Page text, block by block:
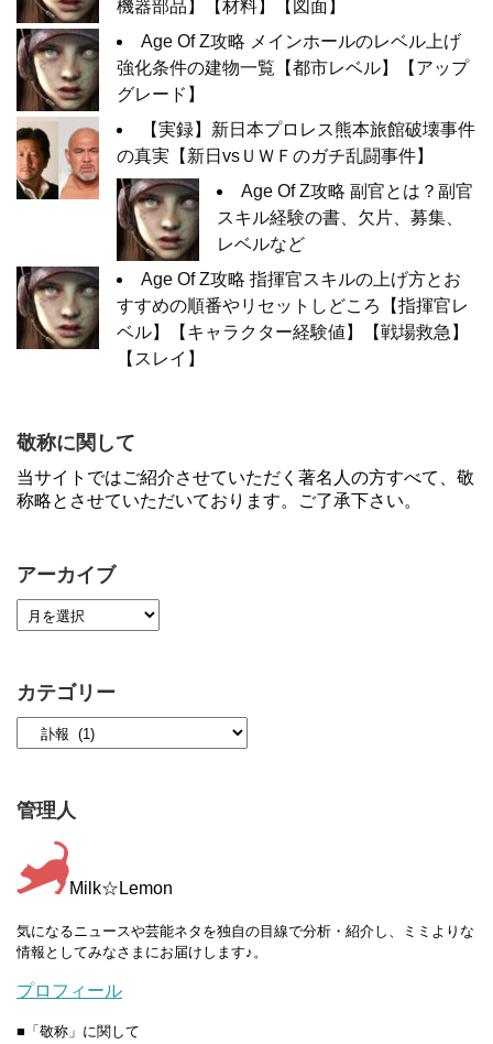
機器部品】【材料】【図面】
Age Of Z攻略 メインホールのレベル上げ
強化条件の建物一覧【都市レベル】【アップ
グレード】
【実録】新日本プロレス熊本旅館破壊事件
の真実【新日vsＵＷＦのガチ乱闘事件】
Age Of Z攻略 副官とは？副官
スキル経験の書、欠片、募集、
レベルなど
Age Of Z攻略 指揮官スキルの上げ方とお
すすめの順番やリセットしどころ【指揮官レ
ベル】【キャラクター経験値】【戦場救急】
【スレイ】
敬称に関して
当サイトではご紹介させていただく著名人の方すべて、敬
称略とさせていただいております。ご了承下さい。
アーカイブ
カテゴリー
管理人
Milk☆Lemon
気になるニュースや芸能ネタを独自の目線で分析・紹介し、ミミよりな
情報としてみなさまにお届けします♪。
プロフィール
■「敬称」に関して